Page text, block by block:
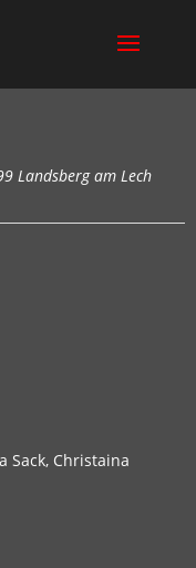
Landsberg am Lech
Sack, Christaina